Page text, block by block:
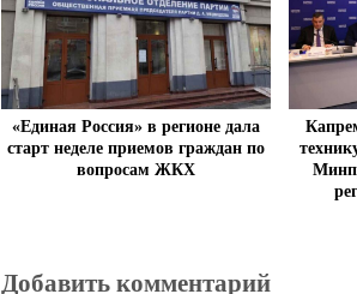
«Единая Россия» в регионе дала
старт неделе приемов граждан по
вопросам ЖКХ
Добавить комментарий